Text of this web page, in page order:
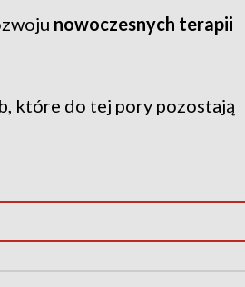
nowoczesnych terapii
które do tej pory pozostają